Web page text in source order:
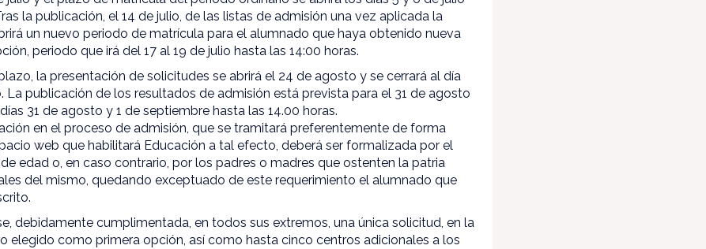
la publicación, el 14 de julio, de las listas de admisión una vez aplicada la
un nuevo periodo de matrícula para el alumnado que haya obtenido nueva
periodo que irá del 17 al 19 de julio hasta las 14:00 horas.
la presentación de solicitudes se abrirá el 24 de agosto y se cerrará al día
La publicación de los resultados de admisión está prevista para el 31 de agosto
31 de agosto y 1 de septiembre hasta las 14.00 horas.
en el proceso de admisión, que se tramitará preferentemente de forma
web que habilitará Educación a tal efecto, deberá ser formalizada por el
edad o, en caso contrario, por los padres o madres que ostenten la patria
del mismo, quedando exceptuado de este requerimiento el alumnado que
debidamente cumplimentada, en todos sus extremos, una única solicitud, en la
elegido como primera opción, así como hasta cinco centros adicionales a los